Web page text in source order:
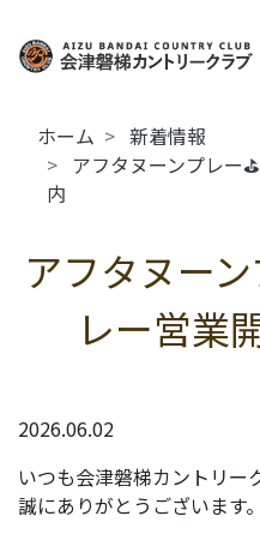
ホーム
新着情報
アフタヌーンプレー
内
アフタヌー
レー営業
2026.06.02
いつも会津磐梯カントリー
誠にありがとうございます。